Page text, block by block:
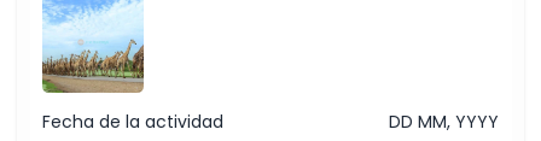
Fecha de la actividad
DD MM, YYYY